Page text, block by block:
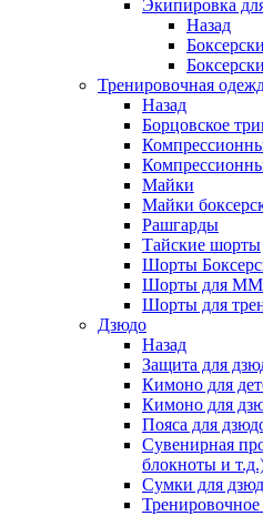
Экипировка
Назад
Тренировочная
Назад
Борцовское
Майки
Майки
Рашгарды
Тайские шорты
Шорты
Шорты для
Шорты для
Дзюдо
Назад
Защита для
Кимоно для
Кимоно для
Пояса для
Сувенирная
блокноты и
Сумки для